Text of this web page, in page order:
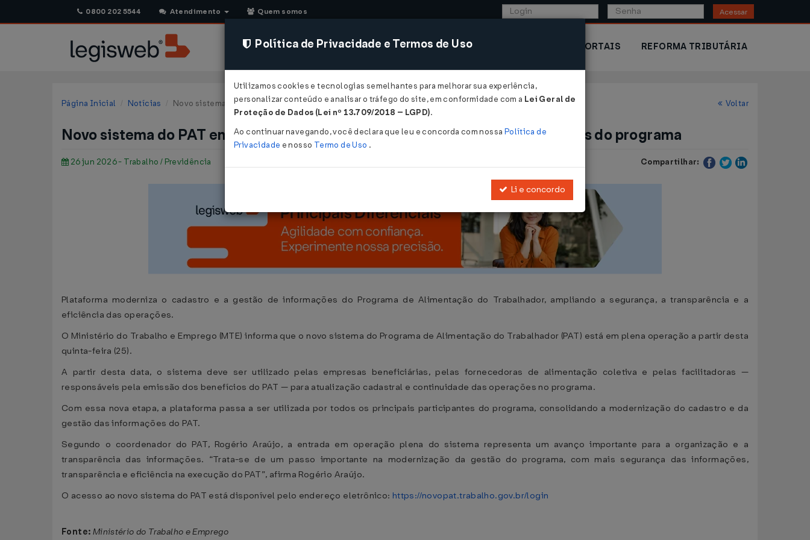
0800 202 5544 Atendimento Quem somos Acessar
CONSULTORIA SISTEMAS COMÉRCIO EXTERIOR PORTAIS REFORMA TRIBUTÁRIA
Página Inicial Notícias Novo sistema do PAT entra em operação plena para empresas e fornecedores do programa... Voltar
Novo sistema do PAT entra em operação plena para empresas e fornecedores do programa
26 jun 2026 - Trabalho / Previdência Compartilhar:
Plataforma moderniza o cadastro e a gestão de informações do Programa de Alimentação do Trabalhador, ampliando a segurança, a transparência e a
eficiência das operações.
O Ministério do Trabalho e Emprego (MTE) informa que o novo sistema do Programa de Alimentação do Trabalhador (PAT) está em plena operação a partir desta
quinta-feira (25).
A partir desta data, o sistema deve ser utilizado pelas empresas beneficiárias, pelas fornecedoras de alimentação coletiva e pelas facilitadoras —
responsáveis pela emissão dos benefícios do PAT — para atualização cadastral e continuidade das operações no programa.
Com essa nova etapa, a plataforma passa a ser utilizada por todos os principais participantes do programa, consolidando a modernização do cadastro e da
gestão das informações do PAT.
Segundo o coordenador do PAT, Rogério Araújo, a entrada em operação plena do sistema representa um avanço importante para a organização e a
transparência das informações. “Trata-se de um passo importante na modernização da gestão do programa, com mais segurança das informações,
transparência e eficiência na execução do PAT”, afirma Rogério Araújo.
O acesso ao novo sistema do PAT está disponível pelo endereço eletrônico: https://novopat.trabalho.gov.br/login
Fonte: Ministério do Trabalho e Emprego
Política de Privacidade e Termos de Uso
Utilizamos cookies e tecnologias semelhantes para melhorar sua experiência,
personalizar conteúdo e analisar o tráfego do site, em conformidade com a Lei Geral de
Proteção de Dados (Lei nº 13.709/2018 – LGPD).
Ao continuar navegando, você declara que leu e concorda com nossa Política de
Privacidade e nosso Termo de Uso .
Li e concordo